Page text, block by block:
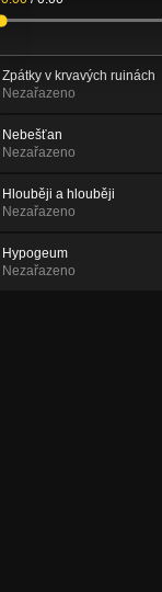
Zpátky v krvavých ruinách
Nezařazeno
Nebešťan
Nezařazeno
Hlouběji a hlouběji
Nezařazeno
Hypogeum
Nezařazeno